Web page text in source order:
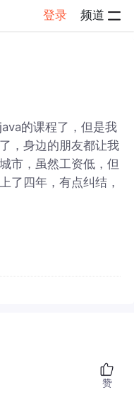
登录 频道
的课程了，但是我
，身边的朋友都让我
市，虽然工资低，但
了四年，有点纠结，
赞